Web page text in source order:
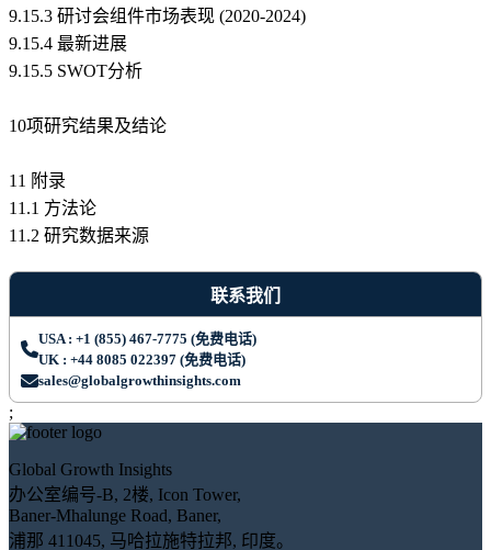
9.15.3 研讨会组件市场表现 (2020-2024)
9.15.4 最新进展
9.15.5 SWOT分析
10项研究结果及结论
11 附录
11.1 方法论
11.2 研究数据来源
联系我们
USA : +1 (855) 467-7775 (免费电话)
UK : +44 8085 022397 (免费电话)
sales@globalgrowthinsights.com
;
Global Growth Insights
办公室编号-B, 2楼, Icon Tower,
Baner-Mhalunge Road, Baner,
浦那 411045, 马哈拉施特拉邦, 印度。